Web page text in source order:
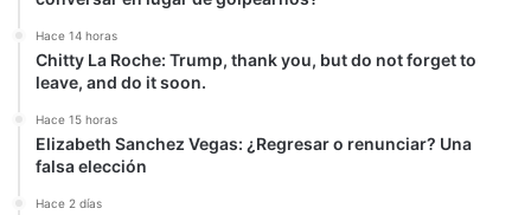
Hace 14 horas
Chitty La Roche: Trump, thank you, but do not forget to
leave, and do it soon.
Hace 15 horas
Elizabeth Sanchez Vegas: ¿Regresar o renunciar? Una
falsa elección
Hace 2 días